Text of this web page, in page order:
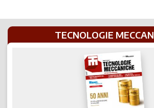
TECNOLOGIE